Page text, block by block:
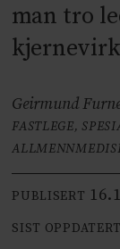
man tro
Geirmund
FASTLEGE,
PUBLISERT
SIST OPPDATERT